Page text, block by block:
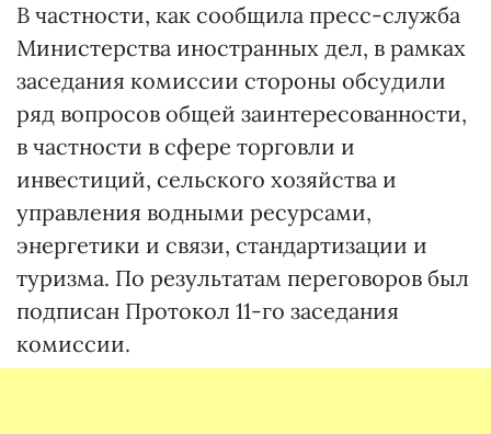
В частности, как сообщила пресс-служба
Министерства иностранных дел, в рамках
заседания комиссии стороны обсудили
ряд вопросов общей заинтересованности,
в частности в сфере торговли и
инвестиций, сельского хозяйства и
управления водными ресурсами,
энергетики и связи, стандартизации и
туризма. По результатам переговоров был
подписан Протокол 11-го заседания
комиссии.